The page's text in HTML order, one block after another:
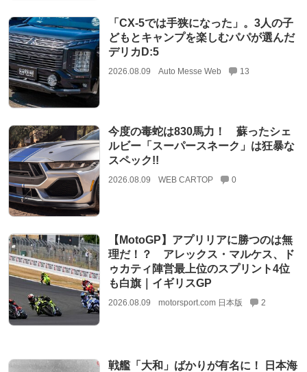
「CX-5では手狭になった」。3人の子
どもとキャンプを楽しむパパが選んだ
デリカD:5
2026.08.09 Auto Messe Web 13
今度の毒蛇は830馬力！ 蘇ったシェ
ルビー「スーパースネーク」は狂暴な
スペック!!
2026.08.09 WEB CARTOP 0
【MotoGP】アプリリアに勝つのは無
理だ！？ アレックス・マルケス、ド
ゥカティ陣営最上位のスプリント4位
も白旗｜イギリスGP
2026.08.09 motorsport.com 日本版 2
戦艦「大和」ばかりが有名に！ 日本海